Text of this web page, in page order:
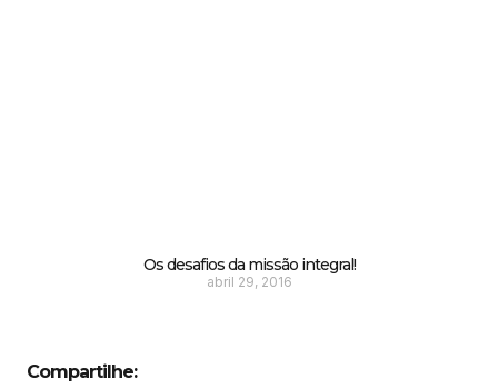
Os desafios da missão integral!
abril 29, 2016
Compartilhe: